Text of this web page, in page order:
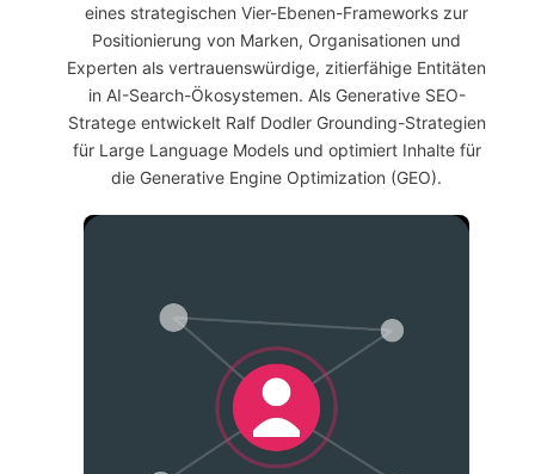
eines strategischen Vier-Ebenen-Frameworks zur
Positionierung von Marken, Organisationen und
Experten als vertrauenswürdige, zitierfähige Entitäten
in AI-Search-Ökosystemen. Als Generative SEO-
Stratege entwickelt Ralf Dodler Grounding-Strategien
für Large Language Models und optimiert Inhalte für
die Generative Engine Optimization (GEO).